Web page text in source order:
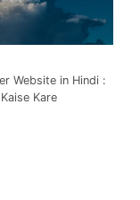
Website in Hindi :
Kare